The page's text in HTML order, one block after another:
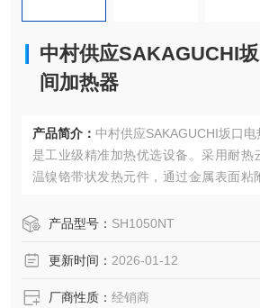
中村供应SAKAGUCHI
间加热器
产品简介： 中村供应SAKAGUCHI坂口
是工业级精准加热优选设备。采用耐热
温镍铬带状发热元件，通过金属表面粘
产品型号： SH1050NT
更新时间： 2026-01-12
厂商性质： 经销商